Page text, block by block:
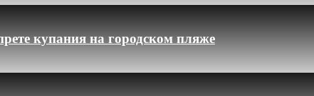
купания на городском пляже